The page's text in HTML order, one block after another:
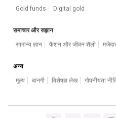
Gold funds
Digital gold
समाचार और रुझान
सामान्य ज्ञान
फैशन और जीवन शैली
अन्य
मूल्य
बानगी विशेषज्ञ लेख गोपनीयता